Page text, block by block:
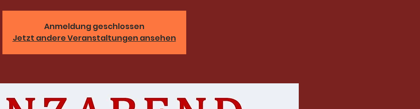
Anmeldung geschlossen
Jetzt andere Veranstaltungen ansehen